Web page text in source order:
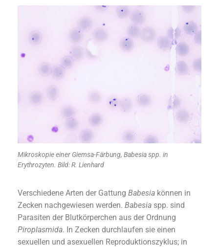
Mikroskopie einer Giemsa-Färbung, Babesia spp. in
Erythrozyten. Bild: R. Lienhard
Verschiedene Arten der Gattung Babesia können in
Zecken nachgewiesen werden. Babesia spp. sind
Parasiten der Blutkörperchen aus der Ordnung
Piroplasmida. In Zecken durchlaufen sie einen
sexuellen und asexuellen Reproduktionszyklus; in